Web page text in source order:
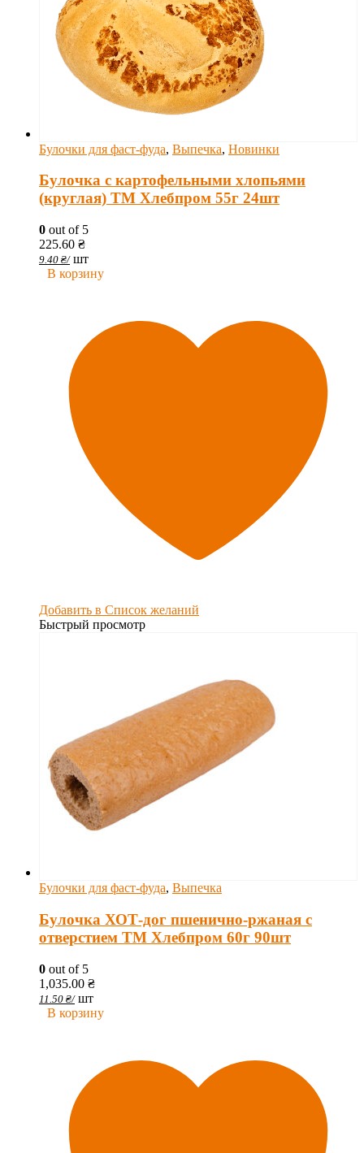
Булочки для фаст-фуда, Выпечка, Новинки
Булочка с картофельными хлопьями
(круглая) ТМ Хлебпром 55г 24шт
0 out of 5
225.60 ₴
9.40 ₴/ шт
В корзину
Добавить в Список желаний
Быстрый просмотр
Булочки для фаст-фуда, Выпечка
Булочка ХОТ-дог пшенично-ржаная с
отверстием ТМ Хлебпром 60г 90шт
0 out of 5
1,035.00 ₴
11.50 ₴/ шт
В корзину